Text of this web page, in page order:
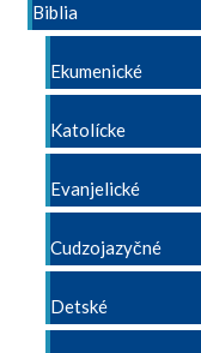
Biblia
Ekumenické
Katolícke
Evanjelické
Cudzojazyčné
Detské